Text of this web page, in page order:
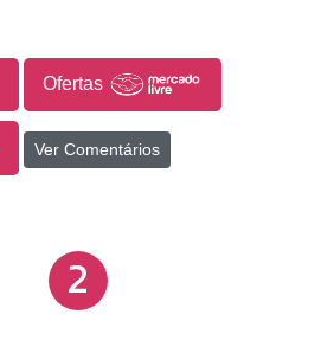
pode ser utilizado como
carro. O bocal para pisos com
escuras, como cantos e sob
de filtragem, com 3 níveis,
eficiente e um ar mais
fácil e econômico,
180° EasySteer garante
Ofertas
Ver Comentários
2